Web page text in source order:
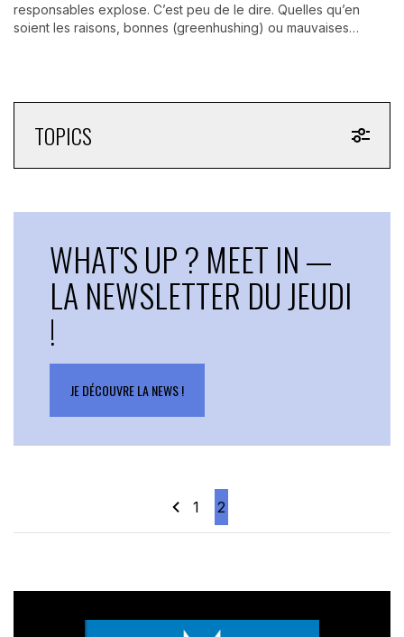
responsables explose. C’est peu de le dire. Quelles qu’en
soient les raisons, bonnes (greenhushing) ou mauvaises…
TOPICS
WHAT'S UP ? MEET IN —
LA NEWSLETTER DU JEUDI
!
JE DÉCOUVRE LA NEWS !
1 2